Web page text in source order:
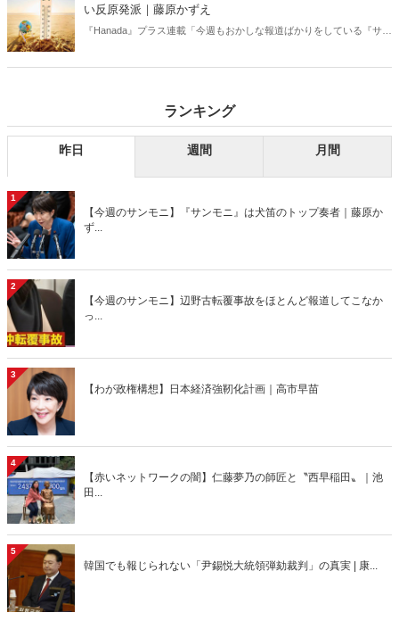
い反原発派｜藤原かずえ
『Hanada』プラス連載「今週もおかしな報道ばかりをしている『サン
ランキング
昨日 週間 月間
1
【今週のサンモニ】『サンモニ』は犬笛のトップ奏者｜藤原か
ず...
2
【今週のサンモニ】辺野古転覆事故をほとんど報道してこなか
っ...
3
【わが政権構想】日本経済強靭化計画｜高市早苗
4
【赤いネットワークの闇】仁藤夢乃の師匠と〝西早稲田〟｜池
田...
5
韓国でも報じられない「尹錫悦大統領弾劾裁判」の真実 | 康...